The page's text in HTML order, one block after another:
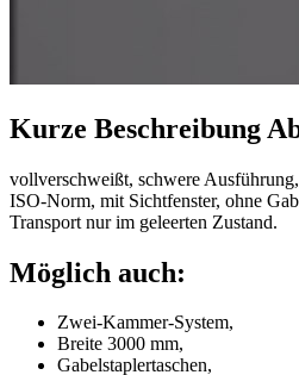
Kurze Beschreibung
vollverschweißt, schwere
ISO-Norm, mit Sichtfenster, ohne
Transport nur im geleerten Zustand.
Möglich auch:
Zwei-Kammer-System,
Breite 3000 mm,
Gabelstaplertaschen,